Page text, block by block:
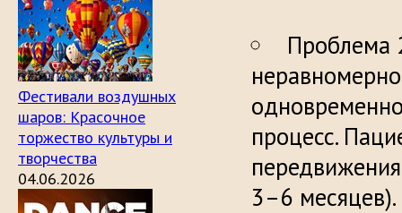
Фестивали воздушных
шаров: Красочное
торжество культуры и
творчества
04.06.2026
Проблема
процесс.